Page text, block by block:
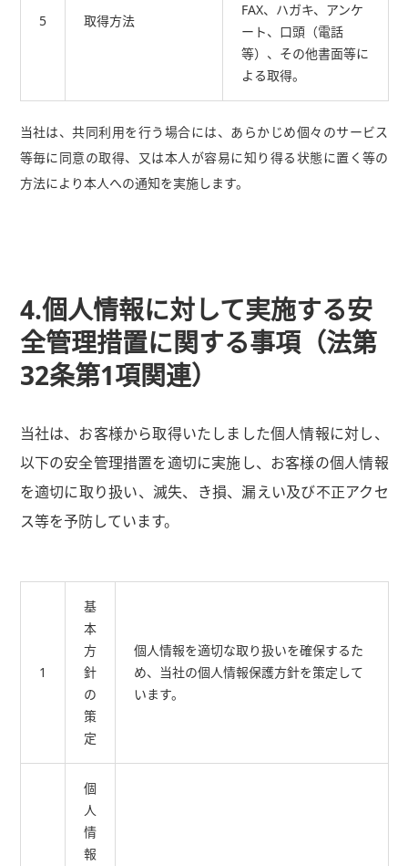
5 取得方法
FAX、ハガキ、アンケ
ート、口頭（電話
等）、その他書面等に
よる取得。
当社は、共同利用を行う場合には、あらかじめ個々のサービス
等毎に同意の取得、又は本人が容易に知り得る状態に置く等の
方法により本人への通知を実施します。
4.個人情報に対して実施する安
全管理措置に関する事項（法第
32条第1項関連）
当社は、お客様から取得いたしました個人情報に対し、
以下の安全管理措置を適切に実施し、お客様の個人情報
を適切に取り扱い、滅失、き損、漏えい及び不正アクセ
ス等を予防しています。
1
基
本
方
針
の
策
定
個人情報を適切な取り扱いを確保するた
め、当社の個人情報保護方針を策定して
います。
個
人
情
報